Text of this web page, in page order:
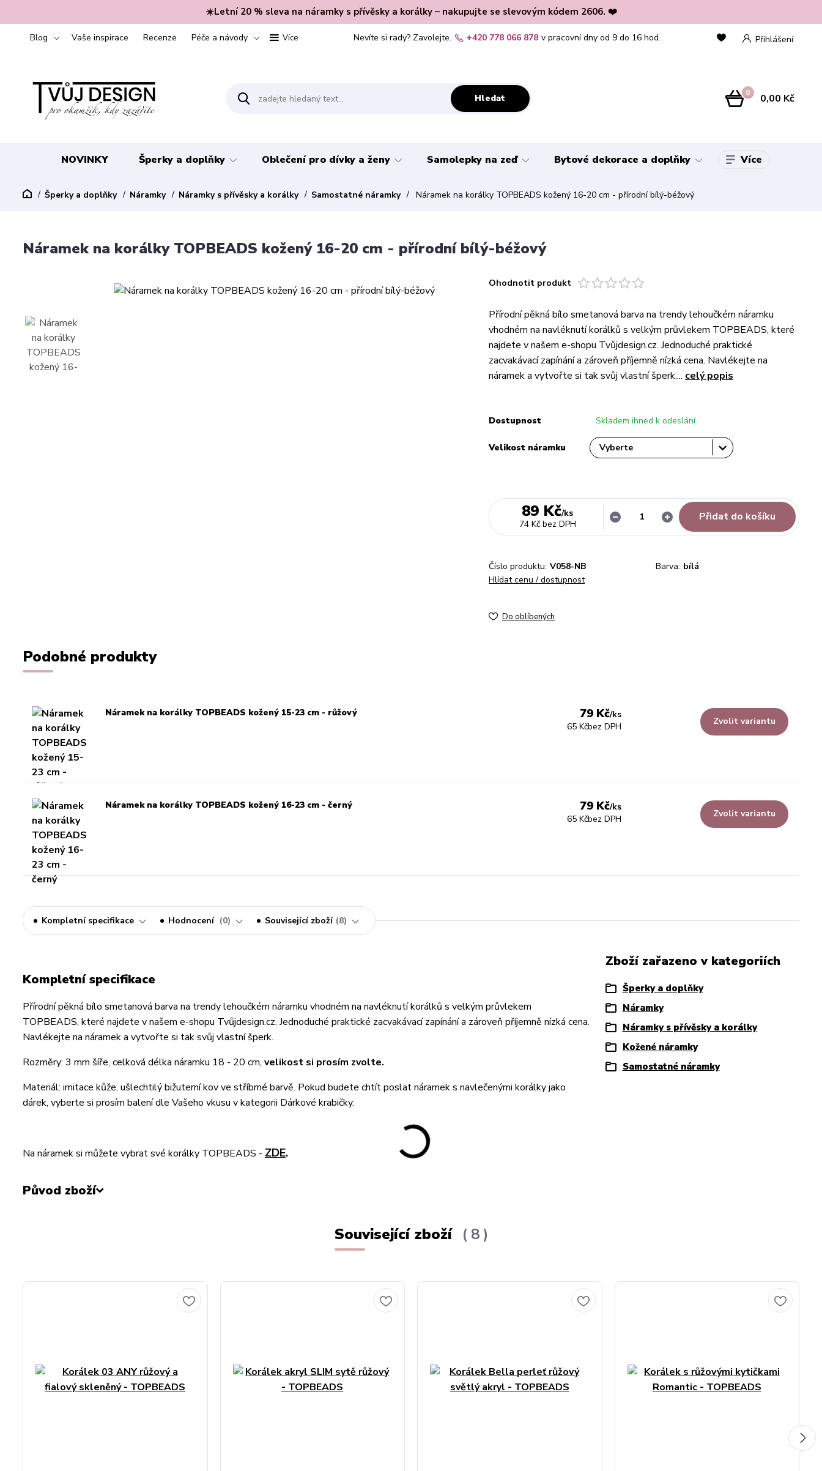
☀️Letní 20 % sleva na náramky s přívěsky a korálky – nakupujte se slevovým kódem 2606. ❤️
Blog Vaše inspirace Recenze Péče a návody Více Přihlášení
Hledat
Nevíte si rady? Zavolejte. +420 778 066 878 v pracovní dny od 9 do 16 hod.
0 0,00 Kč
NOVINKY Šperky a doplňky Oblečení pro dívky a ženy Samolepky na zeď Bytové dekorace a doplňky Více
Šperky a doplňky Náramky Náramky s přívěsky a korálky Samostatné náramky Náramek na korálky TOPBEADS kožený 16-20 cm - přírodní bílý-béžový
Náramek na korálky TOPBEADS kožený 16-20 cm - přírodní bílý-béžový
Ohodnotit produkt
Přírodní pěkná bílo smetanová barva na trendy lehoučkém náramku
vhodném na navléknutí korálků s velkým průvlekem TOPBEADS, které
najdete v našem e-shopu Tvůjdesign.cz. Jednoduché praktické
zacvakávací zapínání a zároveň příjemně nízká cena. Navlékejte na
náramek a vytvořte si tak svůj vlastní šperk.... celý popis
Dostupnost Skladem ihned k odeslání
Velikost náramku
89 Kč/ks
74 Kč bez DPH
Přidat do košíku
Číslo produktu: V058-NB Barva: bílá
Hlídat cenu / dostupnost
Do oblíbených
Podobné produkty
Náramek na korálky TOPBEADS kožený 15-23 cm - růžový 79 Kč/ks
65 Kčbez DPH Zvolit variantu
Náramek na korálky TOPBEADS kožený 16-23 cm - černý 79 Kč/ks
65 Kčbez DPH Zvolit variantu
Kompletní specifikace Hodnocení 0 Související zboží 8
Kompletní specifikace
Přírodní pěkná bílo smetanová barva na trendy lehoučkém náramku vhodném na navléknutí korálků s velkým průvlekem
TOPBEADS, které najdete v našem e-shopu Tvůjdesign.cz. Jednoduché praktické zacvakávací zapínání a zároveň příjemně nízká cena.
Navlékejte na náramek a vytvořte si tak svůj vlastní šperk.
Rozměry: 3 mm šíře, celková délka náramku 18 - 20 cm, velikost si prosím zvolte.
Materiál: imitace kůže, ušlechtilý bižuterní kov ve stříbrné barvě. Pokud budete chtít poslat náramek s navlečenými korálky jako
dárek, vyberte si prosím balení dle Vašeho vkusu v kategorii Dárkové krabičky.
Na náramek si můžete vybrat své korálky TOPBEADS - ZDE.
Původ zboží
Zboží zařazeno v kategoriích
Šperky a doplňky
Náramky
Náramky s přívěsky a korálky
Kožené náramky
Samostatné náramky
Související zboží 8